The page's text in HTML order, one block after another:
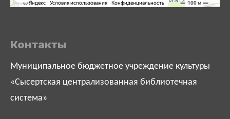
Контакты
Муниципальное бюджетное учреждение культуры
«Сысертская централизованная библиотечная
система»